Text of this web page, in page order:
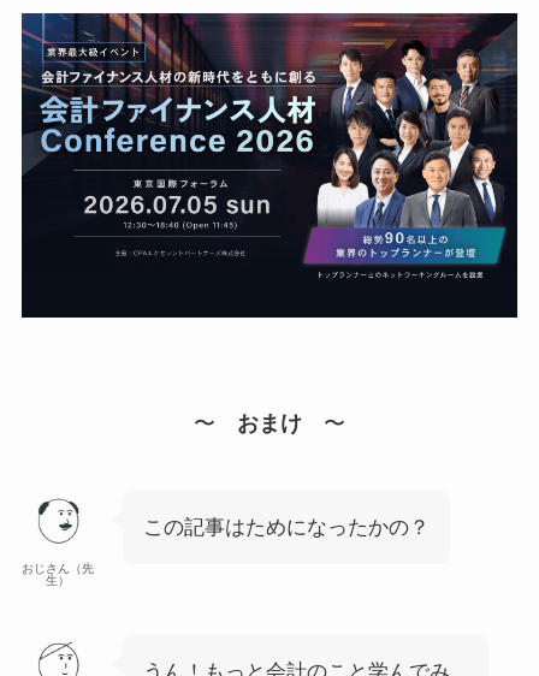
〜 おまけ 〜
おじさん（先
生）
この記事はためになったかの？
うん！もっと会計のこと学んでみ